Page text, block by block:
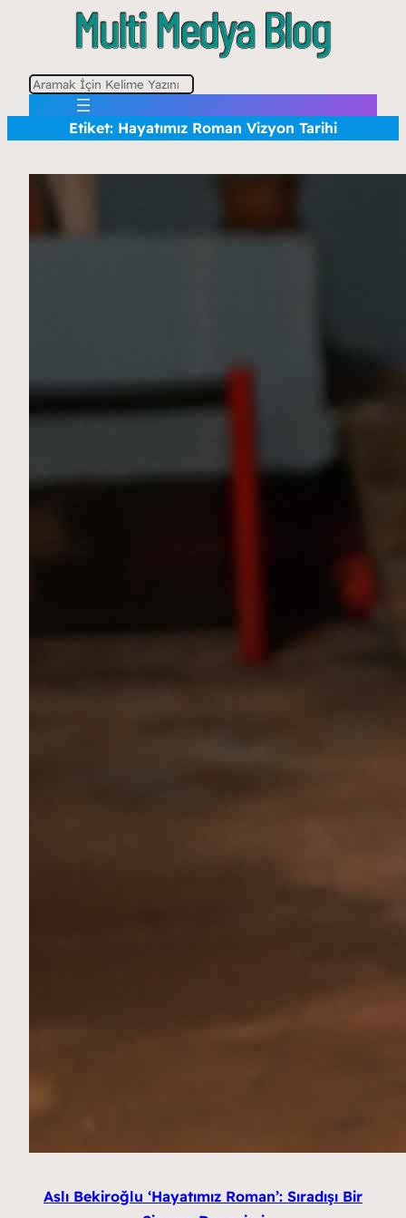
A
Etiket: Hayatımız Roman Vizyon Tarihi
Aslı Bekiroğlu ‘Hayatımız Roman’: Sıradışı Bir